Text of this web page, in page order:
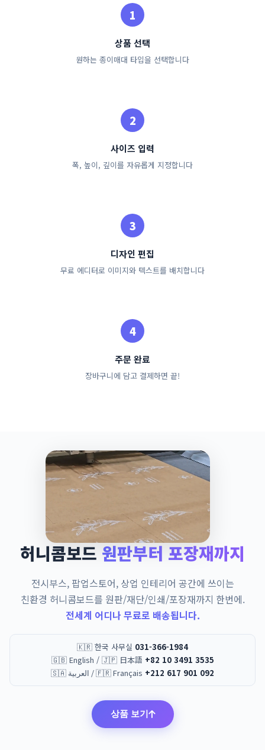
상품 선택
원하는 종이매대 타입을 선택합니다
사이즈 입력
폭, 높이, 깊이를 자유롭게 지정합니다
디자인 편집
무료 에디터로 이미지와 텍스트를 배치합니다
주문 완료
장바구니에 담고 결제하면 끝!
허니콤보드 원판부터 포장재까지
전시부스, 팝업스토어, 상업 인테리어 공간에 쓰이는
친환경 허니콤보드를 원판/재단/인쇄/포장재까지 한번에.
전세계 어디나 무료로 배송됩니다.
🇰🇷 한국 사무실 031-366-1984
🇬🇧 English / 🇯🇵 日本語 +82 10 3491 3535
🇸🇦 العربية / 🇫🇷 Français +212 617 901 092
상품 보기